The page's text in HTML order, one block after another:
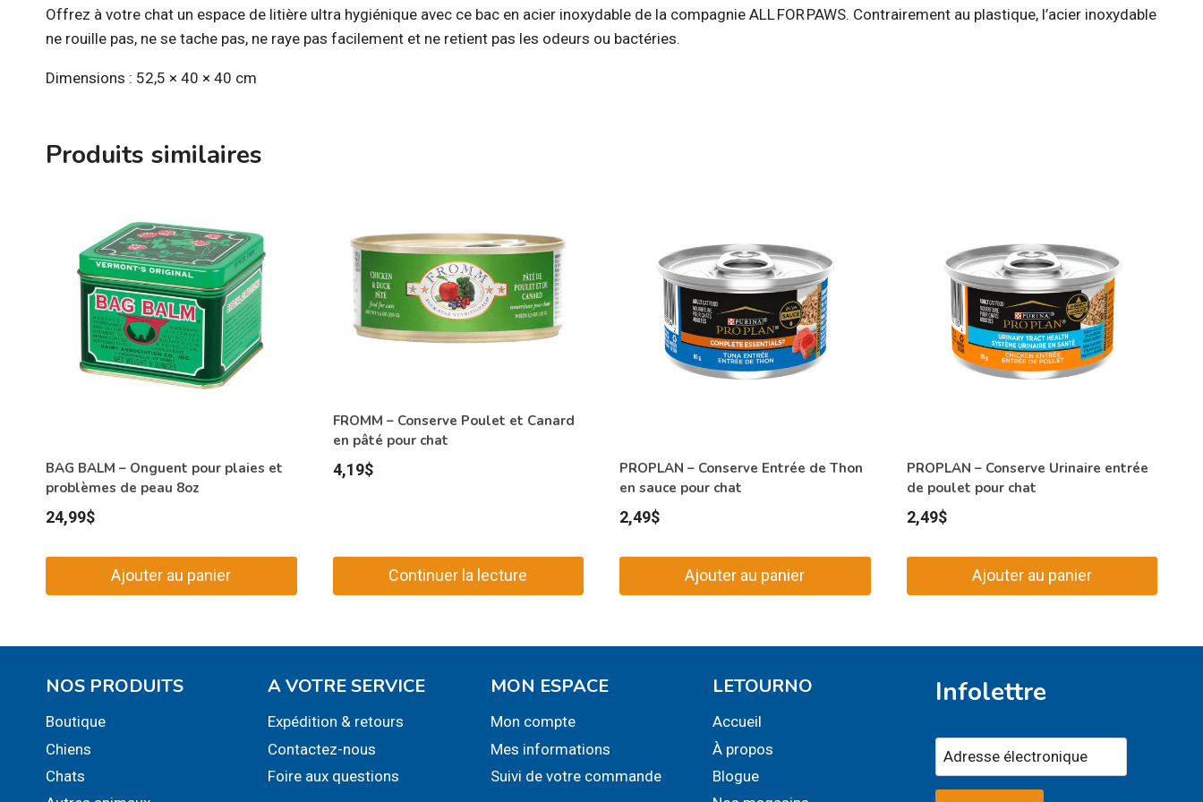
Offrez à votre chat un espace de litière ultra hygiénique avec ce bac en acier inoxydable de la compagnie ALL FOR PAWS. Contrairement au plastique, l’acier inoxydable
ne rouille pas, ne se tache pas, ne raye pas facilement et ne retient pas les odeurs ou bactéries.
Dimensions : 52,5 × 40 × 40 cm
Produits similaires
BAG BALM – Onguent pour plaies et
problèmes de peau 8oz
24,99$
Ajouter au panier
FROMM – Conserve Poulet et Canard
en pâté pour chat
4,19$
Continuer la lecture
PROPLAN – Conserve Entrée de Thon
en sauce pour chat
2,49$
Ajouter au panier
PROPLAN – Conserve Urinaire entrée
de poulet pour chat
2,49$
Ajouter au panier
NOS PRODUITS
Boutique
Chiens
Chats
A VOTRE SERVICE
Expédition & retours
Contactez-nous
Foire aux questions
MON ESPACE
Mon compte
Mes informations
Suivi de votre commande
LETOURNO
Accueil
À propos
Blogue
Infolettre